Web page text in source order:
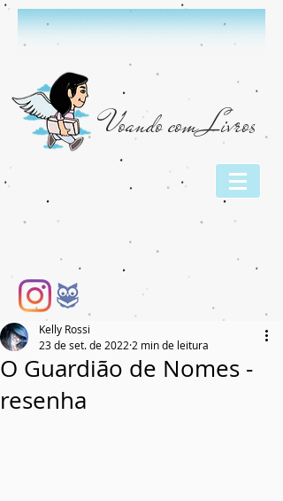
Voando com Livros
O Guardião de Nomes -
resenha
Kelly Rossi
23 de set. de 2022 2 min de leitura